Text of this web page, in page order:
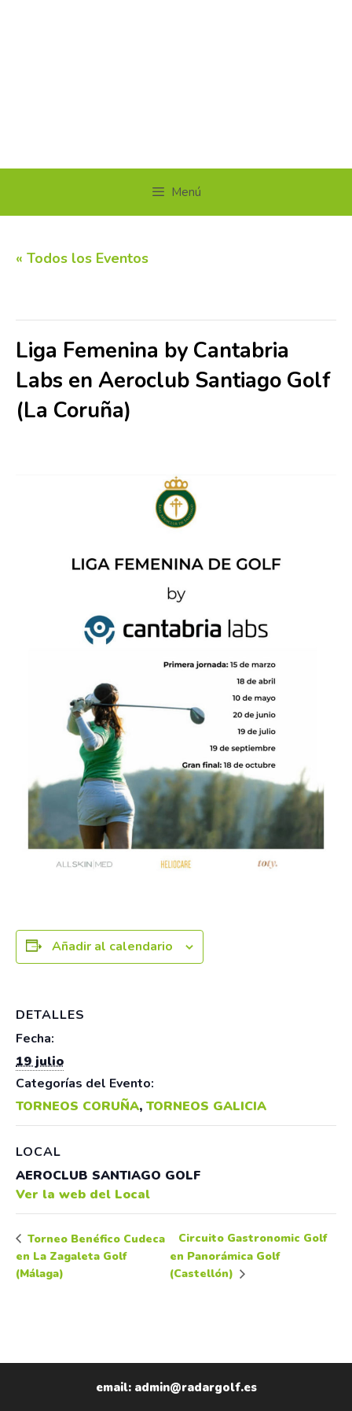
Menú
« Todos los Eventos
Liga Femenina by Cantabria
Labs en Aeroclub Santiago Golf
(La Coruña)
Añadir al calendario
DETALLES
Fecha:
19 julio
Categorías del Evento:
TORNEOS CORUÑA, TORNEOS GALICIA
LOCAL
AEROCLUB SANTIAGO GOLF
Ver la web del Local
Torneo Benéfico Cudeca
en La Zagaleta Golf
(Málaga)
Circuito Gastronomic Golf
en Panorámica Golf
(Castellón)
email: admin@radargolf.es